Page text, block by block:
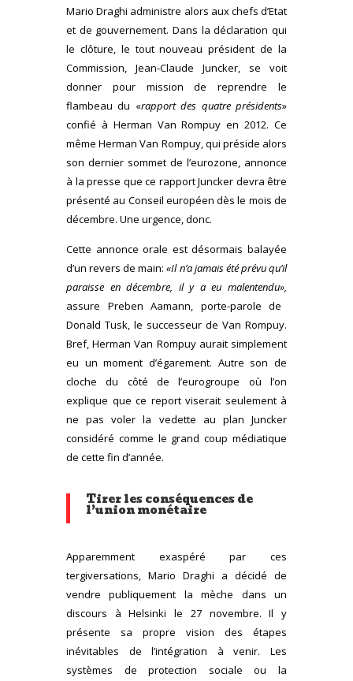
Mario Draghi administre alors aux chefs d’Etat
et de gouvernement. Dans la déclaration qui
le clôture, le tout nouveau président de la
Commission, Jean-Claude Juncker, se voit
donner pour mission de reprendre le
flambeau du «rapport des quatre présidents»
confié à Herman Van Rompuy en 2012. Ce
même Herman Van Rompuy, qui préside alors
son dernier sommet de l’eurozone, annonce
à la presse que ce rapport Juncker devra être
présenté au Conseil européen dès le mois de
décembre. Une urgence, donc.
Cette annonce orale est désormais balayée
d’un revers de main:«Il n’a jamais été prévu qu’il
paraisse en décembre, il y a eu malentendu»,
assure Preben Aamann, porte-parole de
Donald Tusk, le successeur de Van Rompuy.
Bref, Herman Van Rompuy aurait simplement
eu un moment d’égarement. Autre son de
cloche du côté de l’eurogroupe où l’on
explique que ce report viserait seulement à
ne pas voler la vedette au plan Juncker
considéré comme le grand coup médiatique
de cette fin d’année.
Tirer les conséquences de
l’union monétaire
Apparemment exaspéré par ces
tergiversations, Mario Draghi a décidé de
vendre publiquement la mèche dans un
discours à Helsinki le 27 novembre. Il y
présente sa propre vision des étapes
inévitables de l’intégration à venir. Les
systèmes de protection sociale ou la